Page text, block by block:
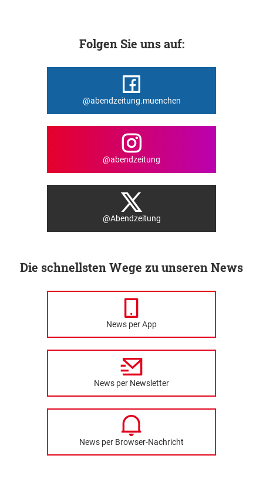
Folgen Sie uns auf:
@abendzeitung.muenchen
@abendzeitung
@Abendzeitung
Die schnellsten Wege zu unseren News
News per App
News per Newsletter
News per Browser-Nachricht